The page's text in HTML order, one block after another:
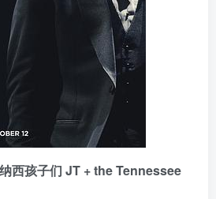
西孩子们 JT + the Tennessee